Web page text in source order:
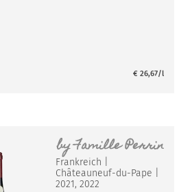
€ 26,67/l
byFamille Perrin
Frankreich
Châteauneuf-du-Pape
2021, 2022